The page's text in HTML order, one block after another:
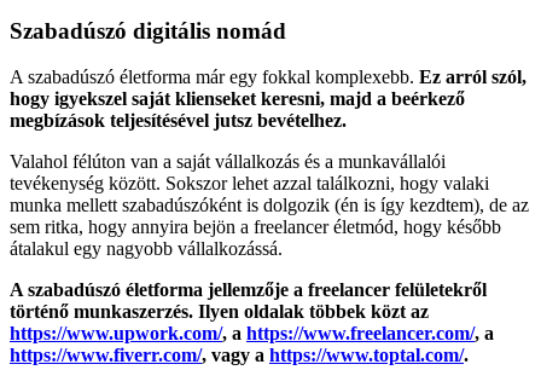
Szabadúszó digitális nomád
A szabadúszó életforma már egy fokkal komplexebb. Ez arról szól,
hogy igyekszel saját klienseket keresni, majd a beérkező
megbízások teljesítésével jutsz bevételhez.
Valahol félúton van a saját vállalkozás és a munkavállalói
tevékenység között. Sokszor lehet azzal találkozni, hogy valaki
munka mellett szabadúszóként is dolgozik (én is így kezdtem), de az
sem ritka, hogy annyira bejön a freelancer életmód, hogy később
átalakul egy nagyobb vállalkozássá.
A szabadúszó életforma jellemzője a freelancer felületekről
történő munkaszerzés. Ilyen oldalak többek közt az
https://www.upwork.com/, a https://www.freelancer.com/, a
https://www.fiverr.com/, vagy a https://www.toptal.com/.